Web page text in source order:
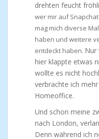
drehten feucht
wer mir auf
mag mich diverse
haben und weitere
entdeckt haben. Nur
hier klappte etwas
wollte es nicht
verbrachte ich
Homeoffice.
Und schon meine
nach London,
Denn während ich